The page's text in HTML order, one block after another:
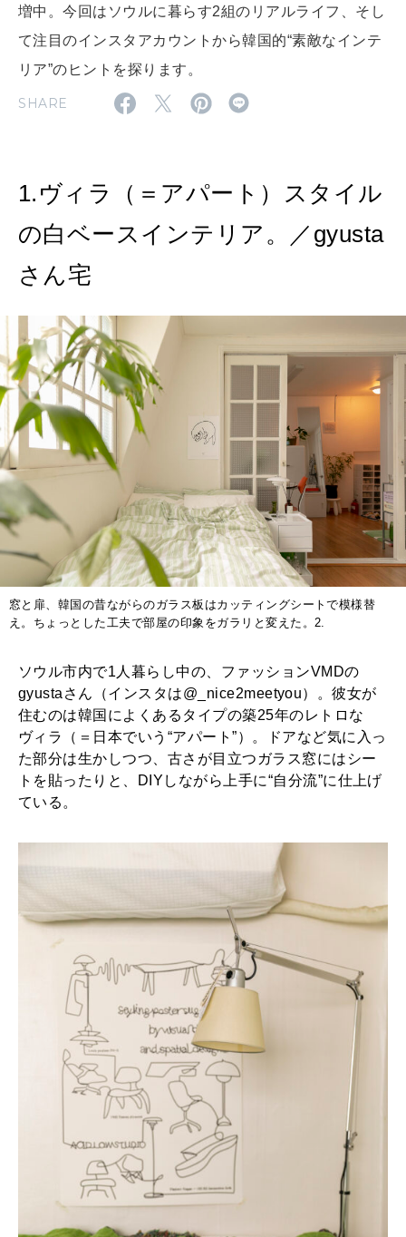
2026年3月号「スイーツ予想図 2026」
2026年2月号「良運を掴む 新・開運術。」
2025年12月号「お酒の新常識。」
増中。今回はソウルに暮らす2組のリアルライフ、そし
て注目のインスタアカウントから韓国的“素敵なインテ
リア”のヒントを探ります。
SHARE
1.ヴィラ（＝アパート）スタイル
の白ベースインテリア。／gyusta
さん宅
窓と扉、韓国の昔ながらのガラス板はカッティングシートで模様替
え。ちょっとした工夫で部屋の印象をガラリと変えた。2.
ソウル市内で1人暮らし中の、ファッションVMDの
gyustaさん（インスタは@_nice2meetyou）。彼女が
住むのは韓国によくあるタイプの築25年のレトロな
ヴィラ（＝日本でいう“アパート”）。ドアなど気に入っ
た部分は生かしつつ、古さが目立つガラス窓にはシー
トを貼ったりと、DIYしながら上手に“自分流”に仕上げ
ている。